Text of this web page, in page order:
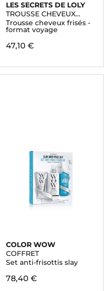
LES SECRETS DE LOLY
TROUSSE CHEVEUX
FRISÉS
Trousse cheveux frisés -
format voyage
47,10 €
COLOR WOW
COFFRET
Set anti-frisottis slay
78,40 €